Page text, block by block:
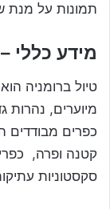
תמונות על מנת
מידע כללי
טיול ברומניה
מיוערים, נהרות
כפרים מבודדים
קטנה ופרה,
סקסטוניות